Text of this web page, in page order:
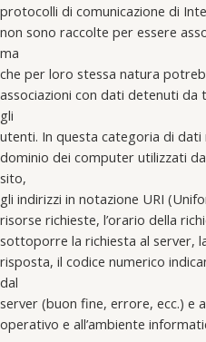
protocolli di comunicazione di
non sono raccolte per essere
ma
che per loro stessa natura
associazioni con dati detenuti
gli
utenti. In questa categoria di
dominio dei computer utilizzati
sito,
gli indirizzi in notazione URI
risorse richieste, l’orario della
sottoporre la richiesta al server,
risposta, il codice numerico
dal
server (buon fine, errore, ecc.) e
operativo e all’ambiente